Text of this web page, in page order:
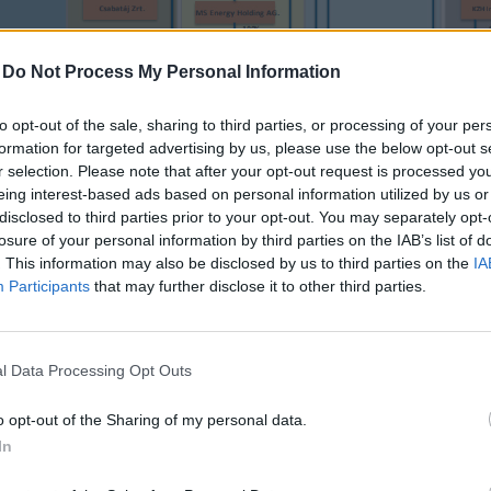
Do Not Process My Personal Information
opt-out of the sale, sharing to third parties, or processing of your
for targeted advertising by us, please use the below opt-out
selection. Please note that after your opt-out request is processed
interest-based ads based on personal information utilized by us
to third parties prior to your opt-out. You may separately
of your personal information by third parties on the IAB’s list of
This information may also be disclosed by us to third parties on the
Participants that may further disclose it to other third parties.
Data Processing Opt Outs
opt-out of the Sharing of my personal data.
mint egyedüli alapítója korábban döntött a 100
SZ és K 2005 Ingatlanhasznosító Kft. jogutód nélküli